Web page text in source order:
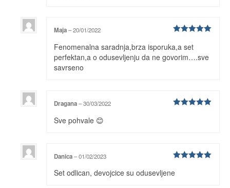
sa5od 5
Maja–20/01/2022
Fenomenalna saradnja,brza isporuka,a set
perfektan,a o odusevljenju da ne govorim….sve
savrseno
Dragana–30/03/2022
Sve pohvale 😊
sa
Danica–01/02/2023
Set odlican, devojcice su odusevljene